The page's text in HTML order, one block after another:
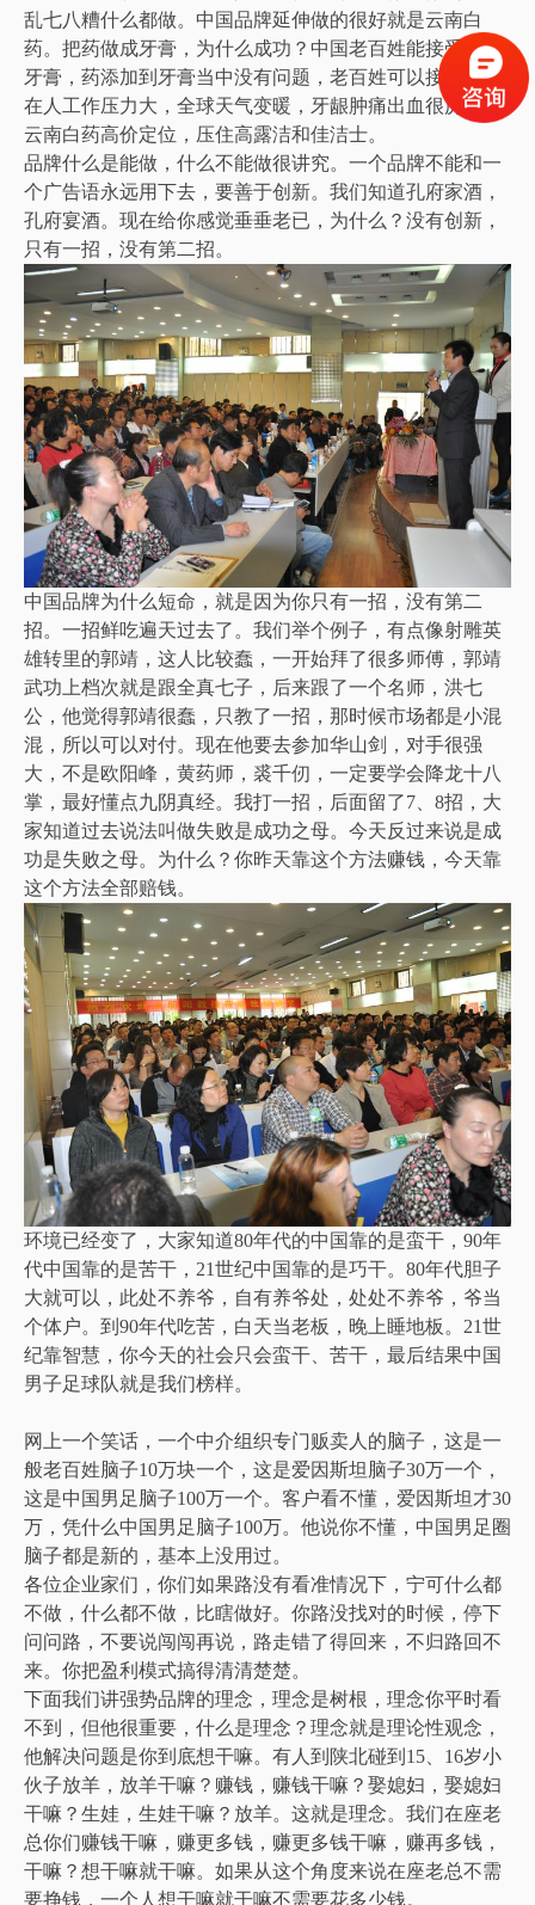
乱七八糟什么都做。中国品牌延伸做的很好就是云南白
药。把药做成牙膏，为什么成功？中国老百姓能接受药物
牙膏，药添加到牙膏当中没有问题，老百姓可以接受。现
在人工作压力大，全球天气变暖，牙龈肿痛出血很厉害，
云南白药高价定位，压住高露洁和佳洁士。
品牌什么是能做，什么不能做很讲究。一个品牌不能和一
个广告语永远用下去，要善于创新。我们知道孔府家酒，
孔府宴酒。现在给你感觉垂垂老已，为什么？没有创新，
只有一招，没有第二招。
中国品牌为什么短命，就是因为你只有一招，没有第二
招。一招鲜吃遍天过去了。我们举个例子，有点像射雕英
雄转里的郭靖，这人比较蠢，一开始拜了很多师傅，郭靖
武功上档次就是跟全真七子，后来跟了一个名师，洪七
公，他觉得郭靖很蠢，只教了一招，那时候市场都是小混
混，所以可以对付。现在他要去参加华山剑，对手很强
大，不是欧阳峰，黄药师，裘千仞，一定要学会降龙十八
掌，最好懂点九阴真经。我打一招，后面留了7、8招，大
家知道过去说法叫做失败是成功之母。今天反过来说是成
功是失败之母。为什么？你昨天靠这个方法赚钱，今天靠
这个方法全部赔钱。
环境已经变了，大家知道80年代的中国靠的是蛮干，90年
代中国靠的是苦干，21世纪中国靠的是巧干。80年代胆子
大就可以，此处不养爷，自有养爷处，处处不养爷，爷当
个体户。到90年代吃苦，白天当老板，晚上睡地板。21世
纪靠智慧，你今天的社会只会蛮干、苦干，最后结果中国
男子足球队就是我们榜样。
网上一个笑话，一个中介组织专门贩卖人的脑子，这是一
般老百姓脑子10万块一个，这是爱因斯坦脑子30万一个，
这是中国男足脑子100万一个。客户看不懂，爱因斯坦才30
万，凭什么中国男足脑子100万。他说你不懂，中国男足圈
脑子都是新的，基本上没用过。
各位企业家们，你们如果路没有看准情况下，宁可什么都
不做，什么都不做，比瞎做好。你路没找对的时候，停下
问问路，不要说闯闯再说，路走错了得回来，不归路回不
来。你把盈利模式搞得清清楚楚。
下面我们讲强势品牌的理念，理念是树根，理念你平时看
不到，但他很重要，什么是理念？理念就是理论性观念，
他解决问题是你到底想干嘛。有人到陕北碰到15、16岁小
伙子放羊，放羊干嘛？赚钱，赚钱干嘛？娶媳妇，娶媳妇
干嘛？生娃，生娃干嘛？放羊。这就是理念。我们在座老
总你们赚钱干嘛，赚更多钱，赚更多钱干嘛，赚再多钱，
干嘛？想干嘛就干嘛。如果从这个角度来说在座老总不需
要挣钱，一个人想干嘛就干嘛不需要花多少钱。